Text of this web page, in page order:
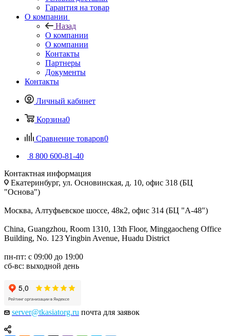
Гарантия на товар
О компании
Назад
О компании
О компании
Контакты
Партнеры
Документы
Контакты
Личный кабинет
Корзина0
Сравнение товаров0
8 800 600-81-40
Контактная информация
Екатеринбург, ул. Основинская, д. 10, офис 318 (БЦ
"Основа")
Москва, Алтуфьевское шоссе, 48к2, офис 314 (БЦ "А-48")
China, Guangzhou, Room 1310, 13th Floor, Minggaocheng Office
Building, No. 123 Yingbin Avenue, Huadu District
пн-пт: с 09:00 до 19:00
сб-вс: выходной день
server@tkasiatorg.ru почта для заявок